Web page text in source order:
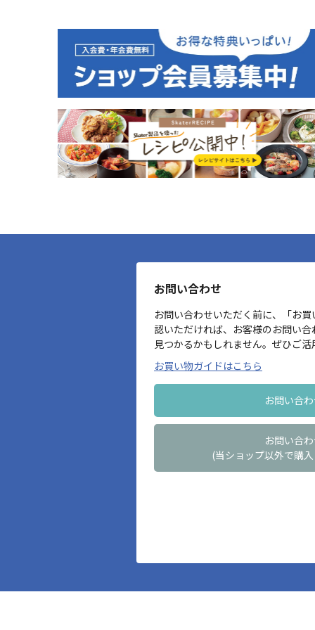
お問い合わせ
お問い合わせいただく前に、「お
認いただければ、お客様のお問い
見つかるかもしれません。ぜひご
お買い物ガイドはこちら
お問い合
お問い合
(当ショップ以外で購